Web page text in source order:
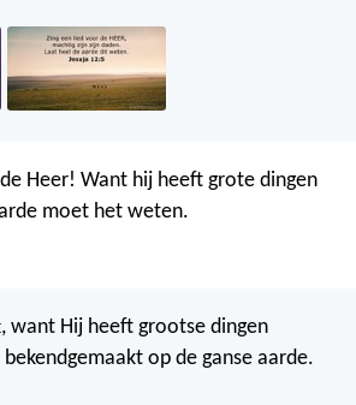
Heer! Want hij heeft grote dingen
moet het weten.
, want Hij heeft grootse dingen
op de ganse aarde.